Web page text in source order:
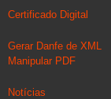
Certificado Digital
Gerar Danfe de XML
Manipular PDF
Notícias